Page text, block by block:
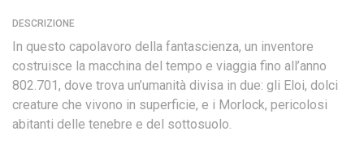
DESCRIZIONE
In questo capolavoro della fantascienza, un inventore
costruisce la macchina del tempo e viaggia fino all’anno
802.701, dove trova un’umanità divisa in due: gli Eloi, dolci
creature che vivono in superficie, e i Morlock, pericolosi
abitanti delle tenebre e del sottosuolo.